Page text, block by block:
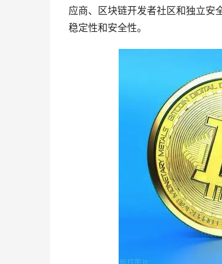
应商、区块链开发者社区和独立安
稳定性和安全性。